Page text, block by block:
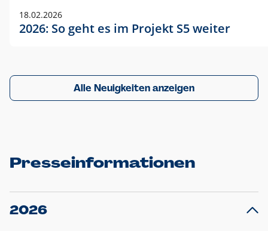
18.02.2026
2026: So geht es im Projekt S5 weiter
Alle Neuigkeiten anzeigen
Presseinformationen
2026